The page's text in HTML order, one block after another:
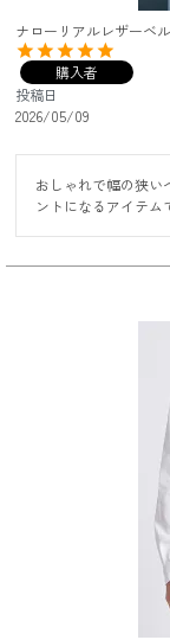
ナローリアルレザーベ
購入者
投稿日
2026/05/09
おしゃれで幅の狭い
ントになるアイテム